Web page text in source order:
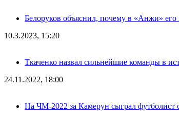
Белоруков объяснил, почему в «Анжи»
10.3.2023, 15:20
Ткаченко назвал сильнейшие команды в
24.11.2022, 18:00
На ЧМ-2022 за Камерун сыграл футболист